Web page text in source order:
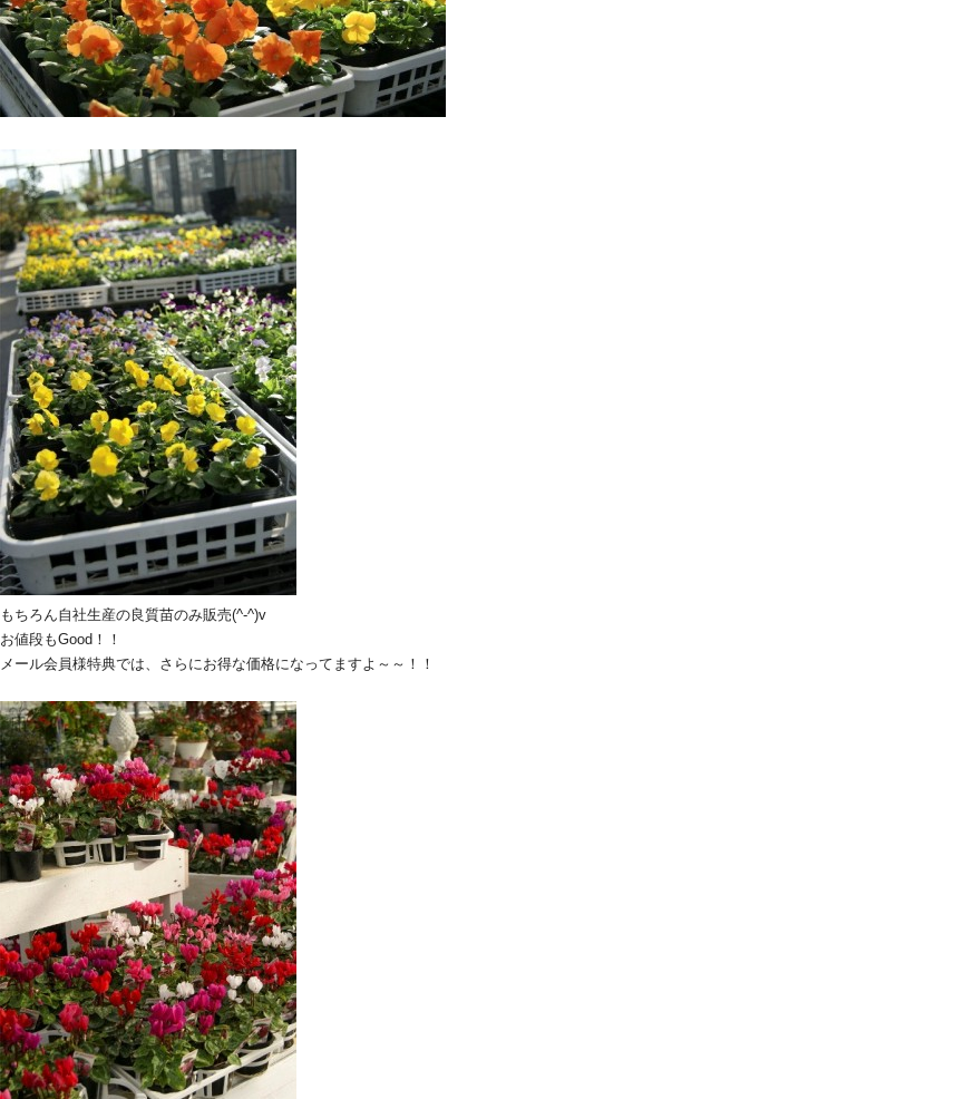
もちろん自社生産の良質苗のみ販売(^-^)v
お値段もGood！！
メール会員様特典では、さらにお得な価格になってますよ～～！！